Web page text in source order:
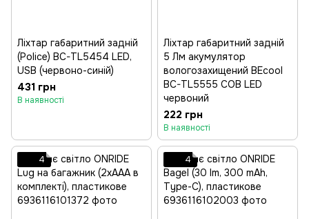
Ліхтар габаритний задній
(Police) BC-TL5454 LED,
USB (червоно-синій)
431 грн
В наявності
Ліхтар габаритний задній
5 Лм акумулятор
вологозахищений BEcool
BC-TL5555 COB LED
червоний
222 грн
В наявності
4 4